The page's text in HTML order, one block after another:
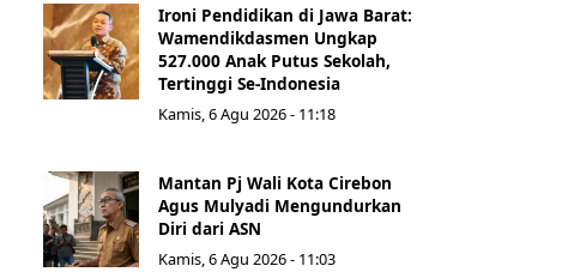
Ironi Pendidikan di Jawa Barat:
Wamendikdasmen Ungkap
527.000 Anak Putus Sekolah,
Tertinggi Se-Indonesia
Kamis, 6 Agu 2026 - 11:18
Mantan Pj Wali Kota Cirebon
Agus Mulyadi Mengundurkan
Diri dari ASN
Kamis, 6 Agu 2026 - 11:03